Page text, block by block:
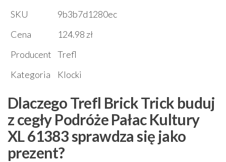
SKU
9b3b7d1280ec
Cena
124.98 zł
Producent Trefl
Kategoria
Klocki
Dlaczego Trefl Brick Trick buduj
z cegły Podróże Pałac Kultury
XL 61383 sprawdza się jako
prezent?